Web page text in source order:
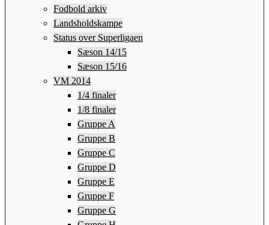
Fodbold arkiv
Landsholdskampe
Status over Superligaen
Sæson 14/15
Sæson 15/16
VM 2014
1/4 finaler
1/8 finaler
Gruppe A
Gruppe B
Gruppe C
Gruppe D
Gruppe E
Gruppe F
Gruppe G